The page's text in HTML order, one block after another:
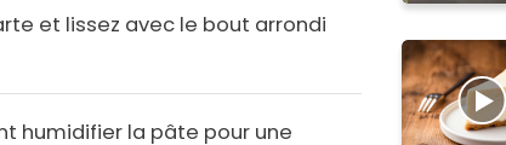
et lissez avec le bout arrondi
humidifier la pâte pour une